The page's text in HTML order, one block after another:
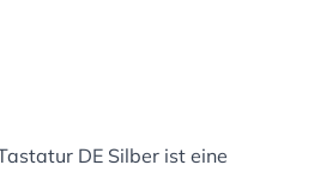
DE Silber ist eine